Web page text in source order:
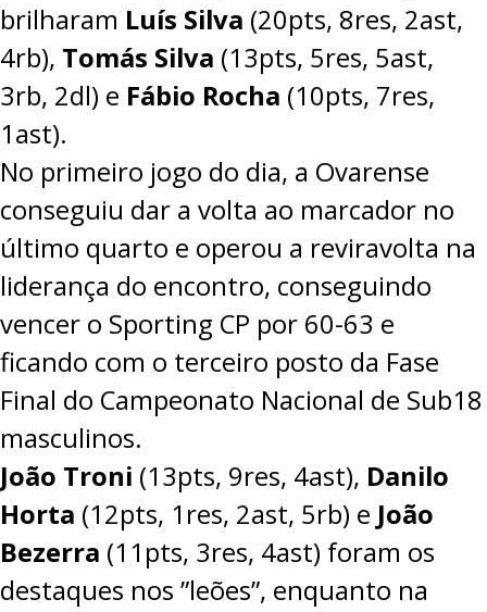
brilharam Luís Silva (20pts, 8res, 2ast,
4rb), Tomás Silva (13pts, 5res, 5ast,
3rb, 2dl) e Fábio Rocha (10pts, 7res,
1ast).
No primeiro jogo do dia, a Ovarense
conseguiu dar a volta ao marcador no
último quarto e operou a reviravolta na
liderança do encontro, conseguindo
vencer o Sporting CP por 60-63 e
ficando com o terceiro posto da Fase
Final do Campeonato Nacional de Sub18
masculinos.
João Troni (13pts, 9res, 4ast), Danilo
Horta (12pts, 1res, 2ast, 5rb) e João
Bezerra (11pts, 3res, 4ast) foram os
destaques nos ”leões”, enquanto na